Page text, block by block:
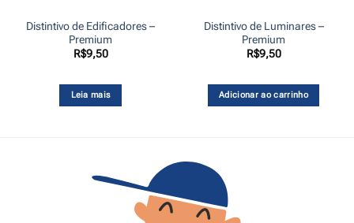
Distintivo de Edificadores –
Premium
R$9,50
Leia mais
Distintivo de Luminares –
Premium
R$9,50
Adicionar ao carrinho